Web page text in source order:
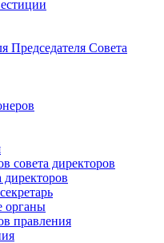
Председателя Совета
совета директоров
директоров
органы
правления